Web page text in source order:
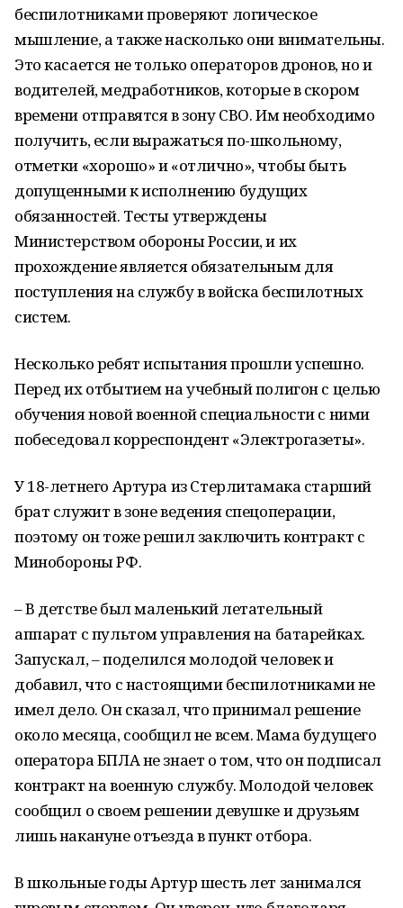
беспилотниками проверяют логическое
мышление, а также насколько они внимательны.
Это касается не только операторов дронов, но и
водителей, медработников, которые в скором
времени отправятся в зону СВО. Им необходимо
получить, если выражаться по-школьному,
отметки «хорошо» и «отлично», чтобы быть
допущенными к исполнению будущих
обязанностей. Тесты утверждены
Министерством обороны России, и их
прохождение является обязательным для
поступления на службу в войска беспилотных
систем.
Несколько ребят испытания прошли успешно.
Перед их отбытием на учебный полигон с целью
обучения новой военной специальности с ними
побеседовал корреспондент «Электрогазеты».
У 18-летнего Артура из Стерлитамака старший
брат служит в зоне ведения спецоперации,
поэтому он тоже решил заключить контракт с
Минобороны РФ.
– В детстве был маленький летательный
аппарат с пультом управления на батарейках.
Запускал, – поделился молодой человек и
добавил, что с настоящими беспилотниками не
имел дело. Он сказал, что принимал решение
около месяца, сообщил не всем. Мама будущего
оператора БПЛА не знает о том, что он подписал
контракт на военную службу. Молодой человек
сообщил о своем решении девушке и друзьям
лишь накануне отъезда в пункт отбора.
В школьные годы Артур шесть лет занимался